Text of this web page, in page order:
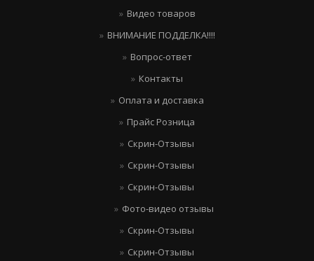
Видео товаров
ВНИМАНИЕ ПОДДЕЛКА!!!!
Вопрос-ответ
Контакты
Оплата и доставка
Прайс Розница
Скрин-Отзывы
Скрин-Отзывы
Скрин-Отзывы
Фото-видео отзывы
Скрин-Отзывы
Скрин-Отзывы